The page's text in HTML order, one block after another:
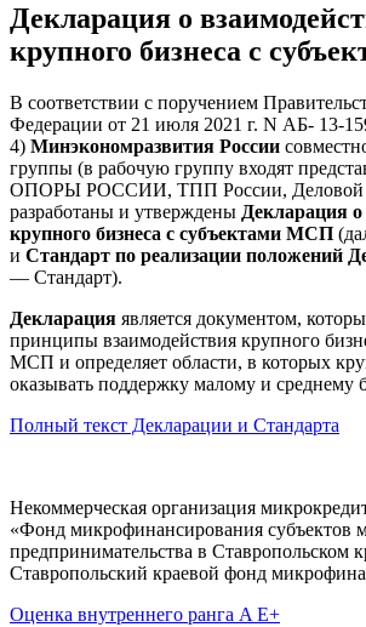
Декларация о
крупного бизнеса с
В соответствии с поручением
Федерации от 21 июля 2021 г. N АБ- 13-
4) Минэкономразвития России
группы (в рабочую группу входят
ОПОРЫ РОССИИ, ТПП России, Деловой
разработаны и утверждены Декларация о
крупного бизнеса с субъектами МСП
и Стандарт по реализации положений
— Стандарт).
Декларация является документом,
принципы взаимодействия крупного
МСП и определяет области, в которых
оказывать поддержку малому и среднему
Полный текст Декларации и Стандарта
Некоммерческая организация
«Фонд микрофинансирования субъектов
предпринимательства в Ставропольском
Ставропольский краевой фонд
Оценка внутреннего ранга A E+